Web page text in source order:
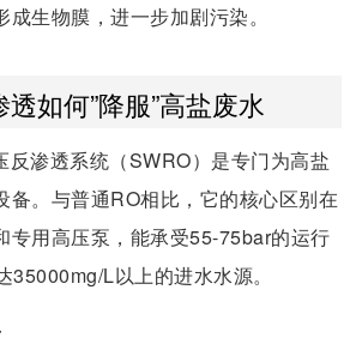
生物膜，进一步加剧污染。
如何”降服”高盐废水
反渗透系统（SWRO）是专门为高盐
备。与普通RO相比，它的核心区别在
专用高压泵，能承受55-75bar的运行
L以上的进水水源。